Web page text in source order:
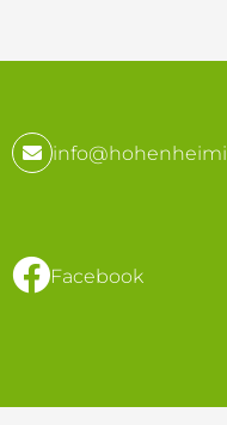
Facebook